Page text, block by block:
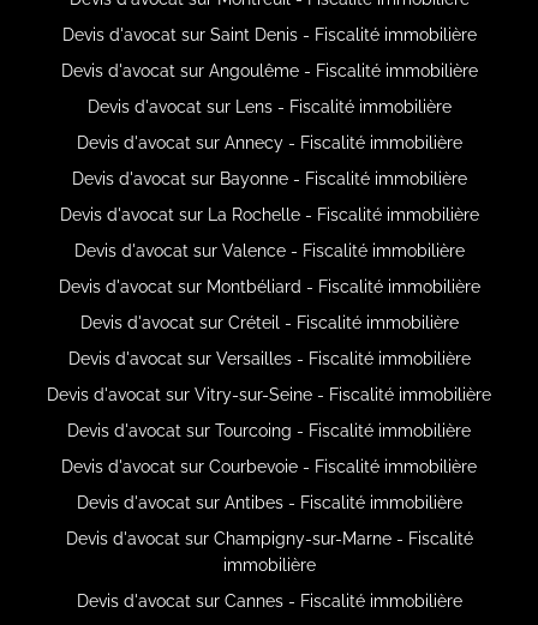
Devis d'avocat sur Saint Denis - Fiscalité immobilière
Devis d'avocat sur Angoulême - Fiscalité immobilière
Devis d'avocat sur Lens - Fiscalité immobilière
Devis d'avocat sur Annecy - Fiscalité immobilière
Devis d'avocat sur Bayonne - Fiscalité immobilière
Devis d'avocat sur La Rochelle - Fiscalité immobilière
Devis d'avocat sur Valence - Fiscalité immobilière
Devis d'avocat sur Montbéliard - Fiscalité immobilière
Devis d'avocat sur Créteil - Fiscalité immobilière
Devis d'avocat sur Versailles - Fiscalité immobilière
Devis d'avocat sur Vitry-sur-Seine - Fiscalité immobilière
Devis d'avocat sur Tourcoing - Fiscalité immobilière
Devis d'avocat sur Courbevoie - Fiscalité immobilière
Devis d'avocat sur Antibes - Fiscalité immobilière
Devis d'avocat sur Champigny-sur-Marne - Fiscalité
immobilière
Devis d'avocat sur Cannes - Fiscalité immobilière